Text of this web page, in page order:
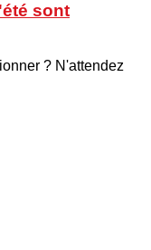
sont
? N'attendez